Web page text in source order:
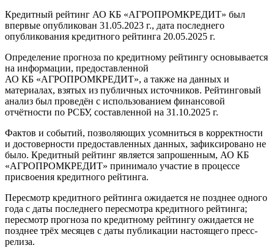
Кредитный рейтинг АО КБ «АГРОПРОМКРЕДИТ» был
впервые опубликован 31.05.2023 г., дата последнего
опубликования кредитного рейтинга 20.05.2025 г.
Определение прогноза по кредитному рейтингу основывается
на информации, предоставленной
АО КБ «АГРОПРОМКРЕДИТ», а также на данных и
материалах, взятых из публичных источников. Рейтинговый
анализ был проведён с использованием финансовой
отчётности по РСБУ, составленной на 31.10.2025 г.
Фактов и событий, позволяющих усомниться в корректности
и достоверности предоставленных данных, зафиксировано не
было. Кредитный рейтинг является запрошенным, АО КБ
«АГРОПРОМКРЕДИТ» принимало участие в процессе
присвоения кредитного рейтинга.
Пересмотр кредитного рейтинга ожидается не позднее одного
года с даты последнего пересмотра кредитного рейтинга;
пересмотр прогноза по кредитному рейтингу ожидается не
позднее трёх месяцев с даты публикации настоящего пресс-
релиза.